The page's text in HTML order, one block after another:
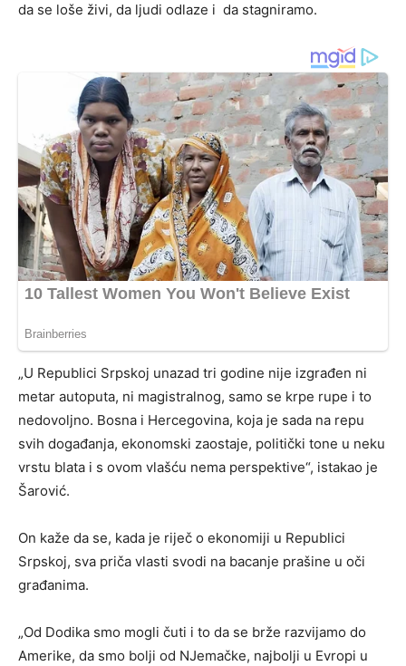
da se loše živi, da ljudi odlaze i da stagniramo.
„U Republici Srpskoj unazad tri godine nije izgrađen ni
metar autoputa, ni magistralnog, samo se krpe rupe i to
nedovoljno. Bosna i Hercegovina, koja je sada na repu
svih događanja, ekonomski zaostaje, politički tone u neku
vrstu blata i s ovom vlašću nema perspektive“, istakao je
Šarović.
On kaže da se, kada je riječ o ekonomiji u Republici
Srpskoj, sva priča vlasti svodi na bacanje prašine u oči
građanima.
„Od Dodika smo mogli čuti i to da se brže razvijamo do
Amerike, da smo bolji od NJemačke, najbolji u Evropi u